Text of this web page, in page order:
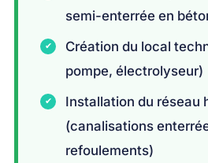
semi-enterrée en
Création du local
pompe, électrolyseur)
Installation du réseau
(canalisations
refoulements)